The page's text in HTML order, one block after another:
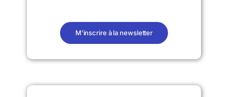
M'inscrire à la newsletter